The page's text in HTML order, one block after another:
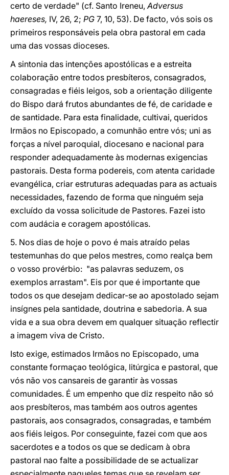
certo de verdade" (cf. Santo Ireneu,Adversus
haereses, IV, 26, 2; PG 7, 10, 53). De facto, vós sois os
primeiros responsáveis pela obra pastoral em cada
uma das vossas dioceses.
A sintonia das intenções apostólicas e a estreita
colaboração entre todos presbíteros, consagrados,
consagradas e fiéis leigos, sob a orientação diligente
do Bispo dará frutos abundantes de fé, de caridade e
de santidade. Para esta finalidade, cultivai, queridos
Irmãos no Episcopado, a comunhão entre vós; uni as
forças a nível paroquial, diocesano e nacional para
responder adequadamente às modernas exigencias
pastorais. Desta forma podereis, com atenta caridade
evangélica, criar estruturas adequadas para as actuais
necessidades, fazendo de forma que ninguém seja
excluído da vossa solicitude de Pastores. Fazei isto
com audácia e coragem apostólicas.
5. Nos dias de hoje o povo é mais atraído pelas
testemunhas do que pelos mestres, como realça bem
o vosso provérbio: "as palavras seduzem, os
exemplos arrastam". Eis por que é importante que
todos os que desejam dedicar-se ao apostolado sejam
insígnes pela santidade, doutrina e sabedoria. A sua
vida e a sua obra devem em qualquer situação reflectir
a imagem viva de Cristo.
Isto exige, estimados Irmãos no Episcopado, uma
constante formaçao teológica, litúrgica e pastoral, que
vós não vos cansareis de garantir às vossas
comunidades. É um empenho que diz respeito não só
aos presbíteros, mas também aos outros agentes
pastorais, aos consagrados, consagradas, e também
aos fiéis leigos. Por conseguinte, fazei com que aos
sacerdotes e a todos os que se dedicam à obra
pastoral nao falte a possibilidade de se actualizar